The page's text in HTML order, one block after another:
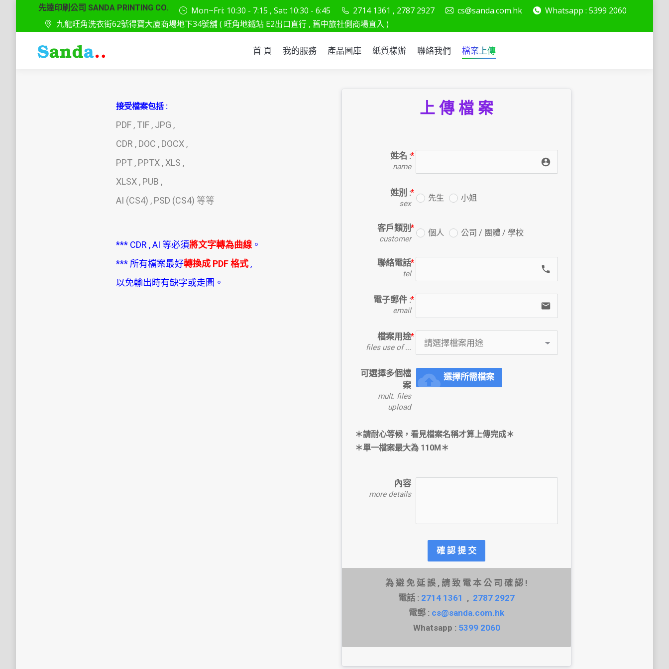
先達印刷公司 SANDA PRINTING CO. Mon~Fri: 10:30 - 7:15 , Sat: 10:30 - 6:45 2714 1361 , 2787 2927 cs@sanda.com.hk
Whatsapp : 5399 2060
九龍旺角洗衣街62號得寶大廈商場地下34號舖 ( 旺角地鐵站 E2出口直行 , 舊中旅社側商場直入 )
首 頁 我的服務 產品圖庫 紙質樣辦 聯絡我們 檔案上傳
接受檔案包括 :
PDF , TIF , JPG ,
CDR , DOC , DOCX ,
PPT , PPTX , XLS ,
XLSX , PUB ,
AI (CS4) , PSD (CS4) 等等
*** CDR , AI 等必須將文字轉為曲線 。
*** 所有檔案最好轉換成 PDF 格式,
以免輸出時有缺字或走圖。
上 傳 檔 案
姓名 :
name account_circle
姓別 :
sex
先生 小姐
客戶類別
customer
個人 公司 / 團體 / 學校
聯絡電話
tel call
電子郵件 :
email email
檔案用途
files use of ...
可選擇多個檔
案
mult. files
upload
cloud_upload 選擇所需檔案
＊請耐心等候，看見檔案名稱才算上傳完成＊
＊單一檔案最大為 110M＊
內容
more details
確 認 提 交
為 避 免 延 誤 , 請 致 電 本 公 司 確 認 !
電話 : 2714 1361 , 2787 2927
電郵 : cs@sanda.com.hk
Whatsapp : 5399 2060
首 頁 我的服務 產品圖庫